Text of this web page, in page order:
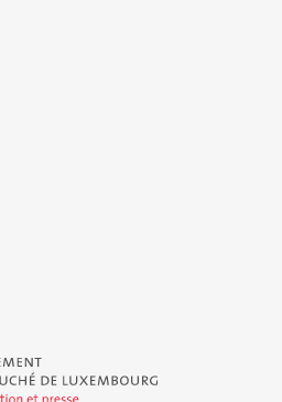
Duché de Luxembourg - Service